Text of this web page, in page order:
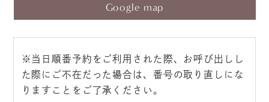
Google map
※当日順番予約をご利用された際、お呼び出しし
た際にご不在だった場合は、番号の取り直しにな
りますことをご了承ください。